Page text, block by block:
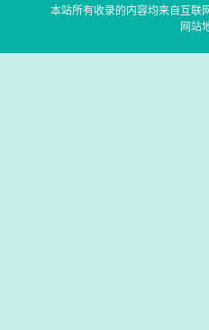
本站所有收录的内容均来自互联
网站